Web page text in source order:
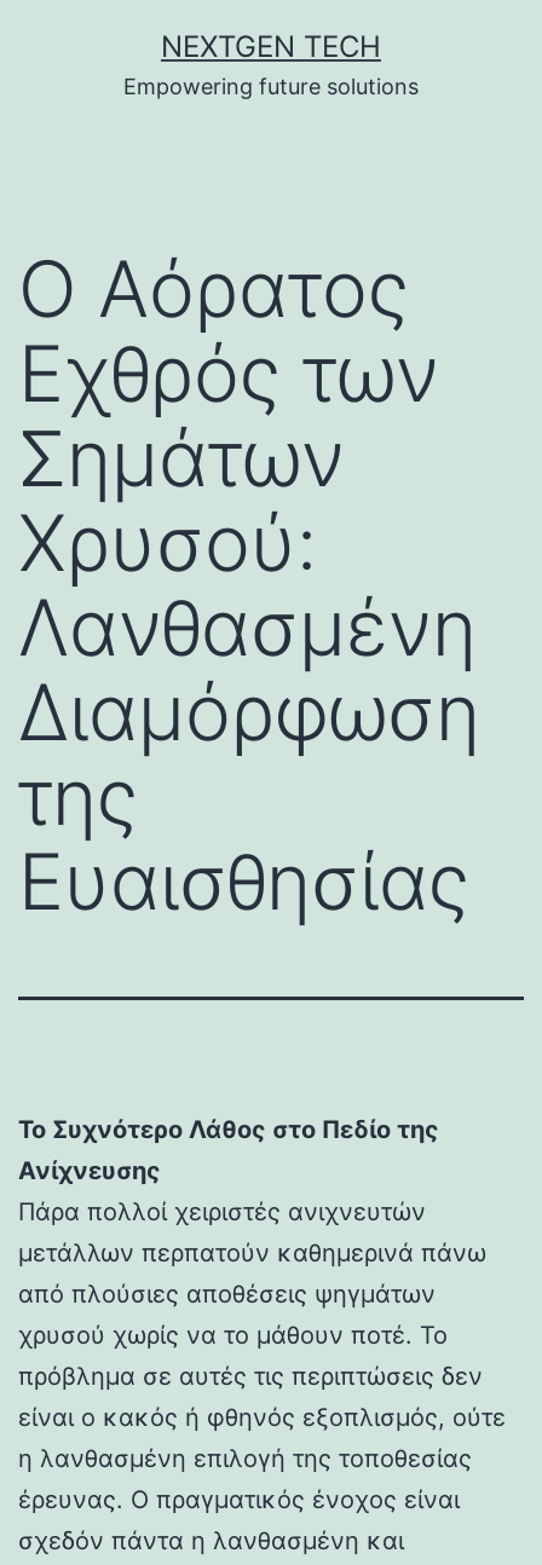
NEXTGEN TECH
Empowering future solutions
Ο Αόρατος
Εχθρός των
Σημάτων
Χρυσού:
Λανθασμένη
Διαμόρφωση
της
Ευαισθησίας
Το Συχνότερο Λάθος στο Πεδίο της
Ανίχνευσης
Πάρα πολλοί χειριστές ανιχνευτών
μετάλλων περπατούν καθημερινά πάνω
από πλούσιες αποθέσεις ψηγμάτων
χρυσού χωρίς να το μάθουν ποτέ. Το
πρόβλημα σε αυτές τις περιπτώσεις δεν
είναι ο κακός ή φθηνός εξοπλισμός, ούτε
η λανθασμένη επιλογή της τοποθεσίας
έρευνας. Ο πραγματικός ένοχος είναι
σχεδόν πάντα η λανθασμένη και